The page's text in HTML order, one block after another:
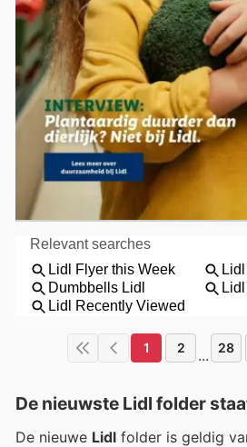
1 2 ... 28
De nieuwste Lidl folder
De nieuwe Lidl folder is geldig